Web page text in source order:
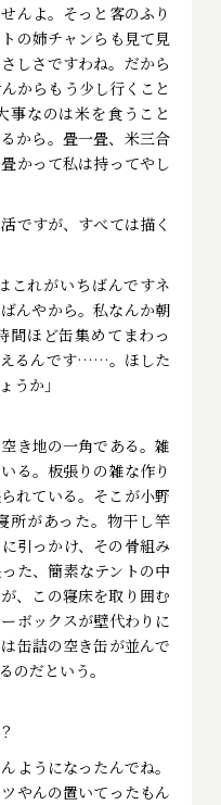
んよ。そっと客のふり
の姉チャンらも見て見
しさですわね。だから
からもう少し行くこと
事なのは米を食うこと
から。畳一畳、米三合
かって私は持ってやし
ですが、すべては描く
これがいちばんですネ
んやから。私なんか朝
間ほど缶集めてまわっ
えるんです……。ほした
うか」
き地の一角である。雑
る。板張りの雑な作り
れている。そこが小野
所があった。物干し竿
引っかけ、その骨組み
た、簡素なテントの中
、この寝床を取り囲む
ボックスが壁代わりに
缶詰の空き缶が並んで
のだという。
ようになったんでね。
やんの置いてったもん